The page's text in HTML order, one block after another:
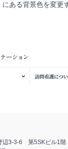
ある背景色を変更
辺3-3-6 第5SKビル1階